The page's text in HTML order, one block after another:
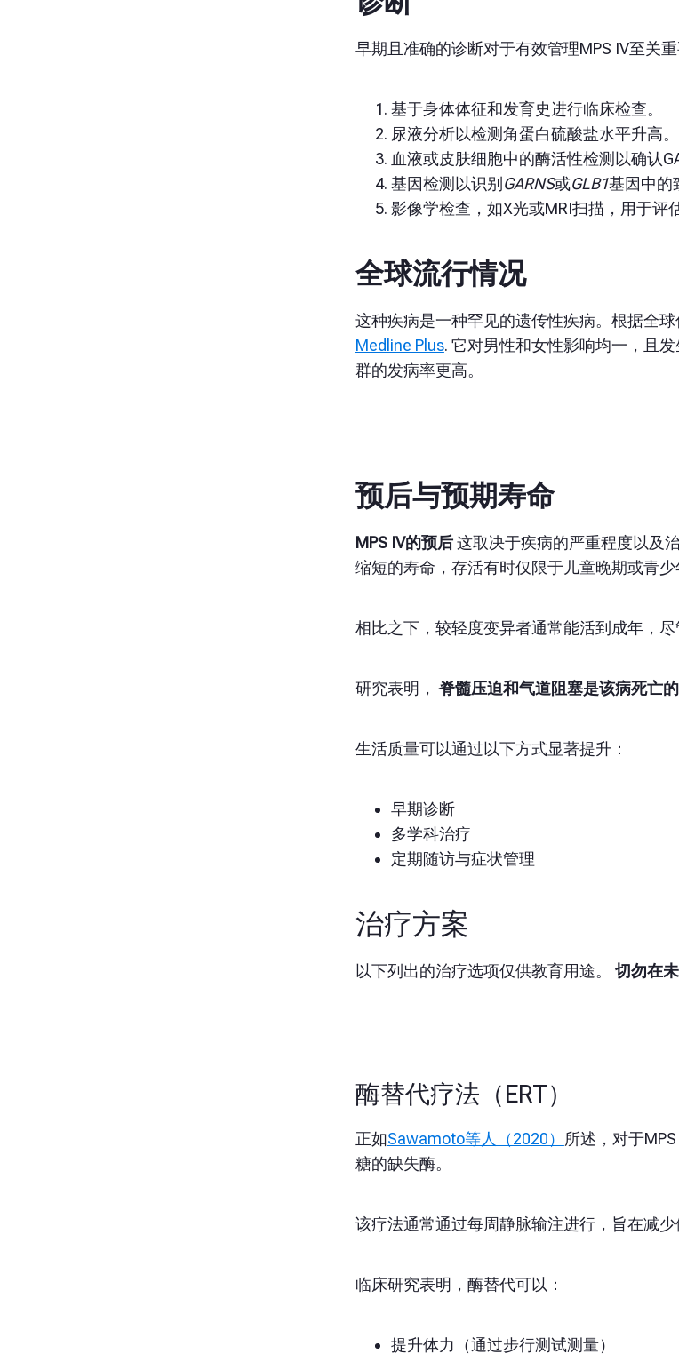
早期且准确的诊断对于有效管理MPS IV至关
基于身体体征和发育史进行临床检查。
尿液分析以检测角蛋白硫酸盐水平升高。
血液或皮肤细胞中的酶活性检测以确认
基因检测以识别 GARNS或GLB1基因中的
影像学检查，如X光或MRI扫描，用于评
全球流行情况
这种疾病是一种罕见的遗传性疾病。根据全
Medline Plus. 它对男性和女性影响均一，且
群的发病率更高。
预后与预期寿命
MPS IV的预后这取决于疾病的严重程度以及
缩短的寿命，存活有时仅限于儿童晚期或青少
相比之下，较轻度变异者通常能活到成年，
研究表明，脊髓压迫和气道阻塞是该病死亡的
生活质量可以通过以下方式显著提升：
早期诊断
多学科治疗
定期随访与症状管理
治疗方案
以下列出的治疗选项仅供教育用途。 切勿在
酶替代疗法（ERT）
正如Sawamoto等人（2020） 所述 ，对于
糖的缺失酶。
该疗法通常通过每周静脉输注进行，旨在减少
临床研究表明，酶替代可以：
提升体力（通过步行测试测量）